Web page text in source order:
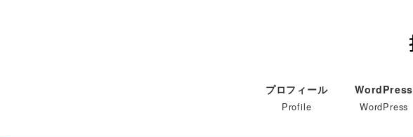
プロフィール
Profile
WordPress
WordPress